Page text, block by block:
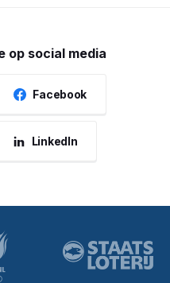
op social media
Facebook
LinkedIn